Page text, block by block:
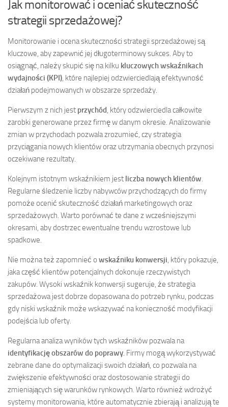
Jak monitorować i oceniać skuteczność
strategii sprzedażowej?
Monitorowanie i ocena skuteczności strategii sprzedażowej są
kluczowe, aby zapewnić jej długoterminowy sukces. Aby to
osiągnąć, należy skupić się na kilku kluczowych wskaźnikach
wydajności (KPI), które najlepiej odzwierciedlają efektywność
działań podejmowanych w obszarze sprzedaży.
Pierwszym z nich jest przychód, który odzwierciedla całkowite
zarobki generowane przez firmę w danym okresie. Analizowanie
zmian w przychodach pozwala zrozumieć, czy strategia
przyciągania nowych klientów oraz utrzymania obecnych przynosi
oczekiwane rezultaty.
Kolejnym istotnym wskaźnikiem jest liczba nowych klientów.
Regularne śledzenie liczby nabywców przychodzących do firmy
pomoże ocenić skuteczność działań marketingowych oraz
sprzedażowych. Warto porównać te dane z wcześniejszymi
okresami, aby dostrzec ewentualne trendu wzrostowe lub
spadkowe.
Nie można też zapomnieć o wskaźniku konwersji, który pokazuje,
jaka część klientów potencjalnych dokonuje rzeczywistych
zakupów. Wysoki wskaźnik konwersji sugeruje, że strategia
sprzedażowa jest dobrze dopasowana do potrzeb rynku, podczas
gdy niski wskaźnik może wskazywać na konieczność modyfikacji
podejścia lub oferty.
Regularna analiza wyników tych wskaźników pozwala na
identyfikację obszarów do poprawy. Firmy mogą wykorzystywać
zebrane dane do optymalizacji swoich działań, co pozwala na
zwiększenie efektywności oraz dostosowanie strategii do
zmieniających się warunków rynkowych. Warto również wdrożyć
systemy monitorowania, które automatycznie zbierają i analizują te